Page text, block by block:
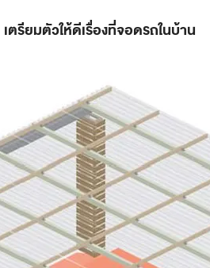
เตรียมตัวให้ดีเรื่องที่จอดรถในบ้าน